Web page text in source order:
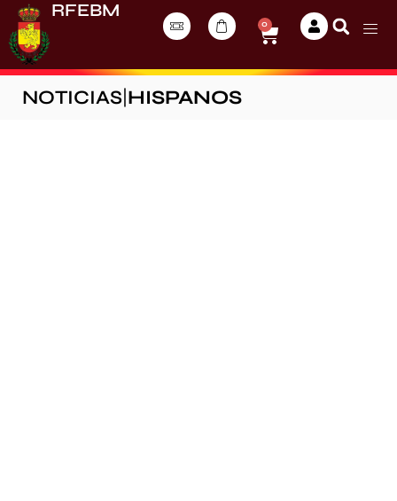
RFEBM
0
NOTICIAS HISPANOS